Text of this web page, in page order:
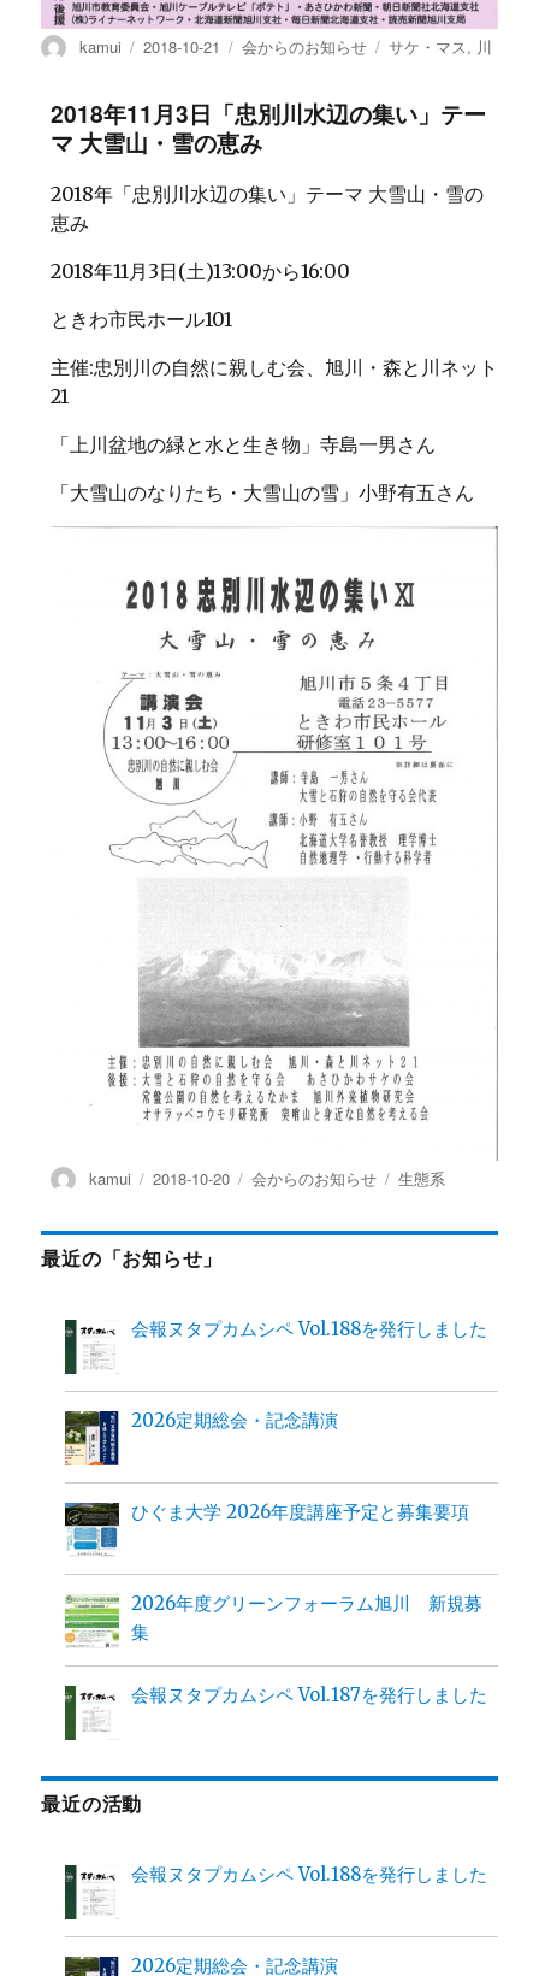
投
kamui
投
2018-10-21
カ
リ
ー
会からのお知らせ
タ
サケ・マス, 川
2018年11月3日「忠別川水辺の集い」テー
マ 大雪山・雪の恵み
2018年「忠別川水辺の集い」テーマ 大雪山・雪の
恵み
2018年11月3日(土)13:00から16:00
ときわ市民ホール101
主催:忠別川の自然に親しむ会、旭川・森と川ネット
21
「上川盆地の緑と水と生き物」寺島一男さん
「大雪山のなりたち・大雪山の雪」小野有五さん
投
者
kamui
投
日:
2018-10-20
カ
ゴ
会からのお知らせ
タ
生態系
最近の「お知らせ」
会報ヌタプカムシペ Vol.188を発行しました
2026定期総会・記念講演
ひぐま大学 2026年度講座予定と募集要項
2026年度グリーンフォーラム旭川 新規募
集
会報ヌタプカムシペ Vol.187を発行しました
最近の活動
会報ヌタプカムシペ Vol.188を発行しました
2026定期総会・記念講演